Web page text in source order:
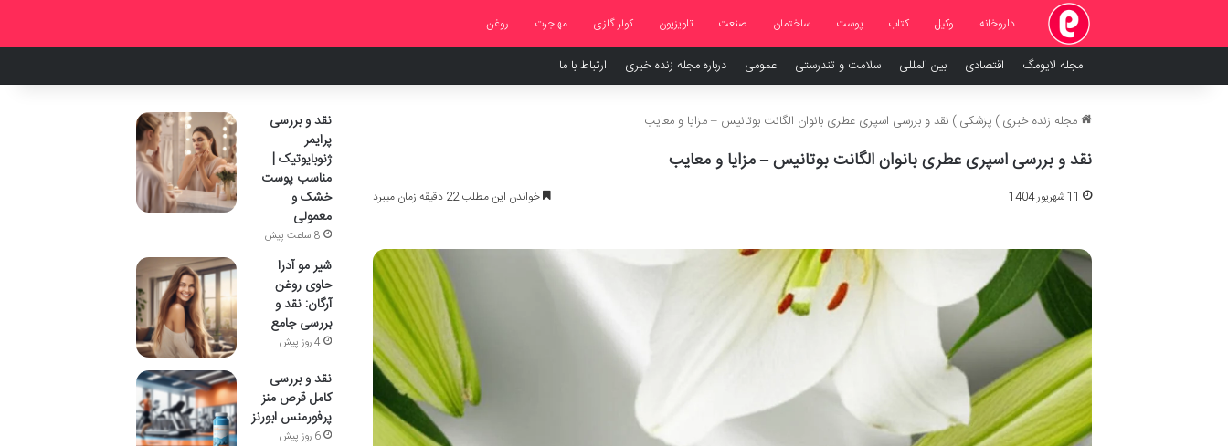
داروخانه وکیل کتاب پوست ساختمان صنعت تلویزیون کولر گازی مهاجرت روغن
مجله لایومگ اقتصادی بین المللی سلامت و تندرستی عمومی درباره مجله زنده خبری ارتباط با ما
مجله زنده خبری ) پزشکی ) نقد و بررسی اسپری عطری بانوان الگانت بوتانیس – مزایا و معایب
نقد و بررسی اسپری عطری بانوان الگانت بوتانیس – مزایا و معایب
11 شهریور 1404 خواندن این مطلب 22 دقیقه زمان میبرد
نقد و بررسی
پرایمر
ژنوبایوتیک |
مناسب پوست
خشک و
معمولی
8 ساعت پیش
شیر مو آدرا
حاوی روغن
آرگان: نقد و
بررسی جامع
4 روز پیش
نقد و بررسی
کامل قرص منز
پرفورمنس ابورنز
6 روز پیش